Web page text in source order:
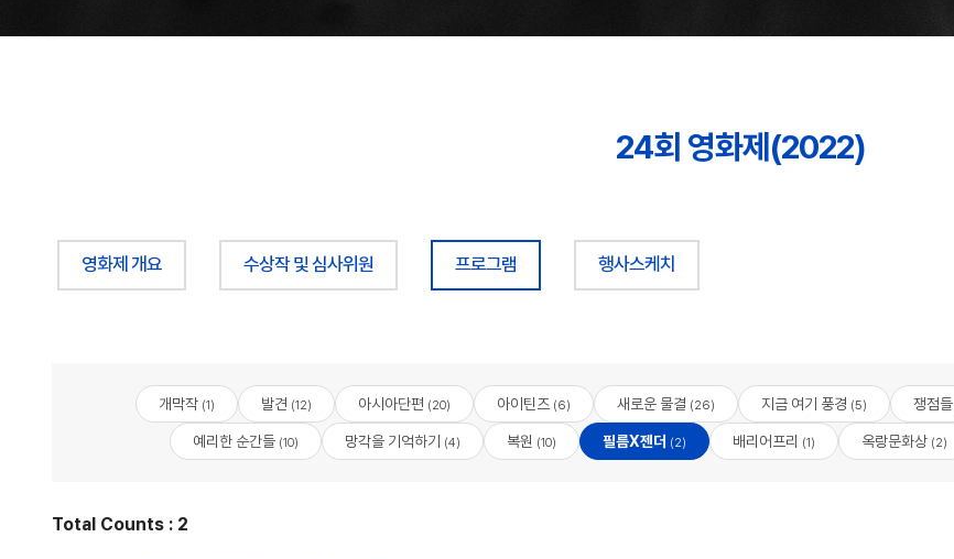
24회 영화제(2022)
영화제 개요 수상작 및 심사위원 프로그램 행사스케치
개막작 (1) 발견 (12) 아시아단편 (20) 아이틴즈 (6) 새로운 물결 (26) 지금 여기 풍경 (5) 쟁점들
예리한 순간들 (10) 망각을 기억하기 (4) 복원 (10) 필름X젠더 (2) 배리어프리 (1) 옥랑문화상 (2)
Total Counts : 2